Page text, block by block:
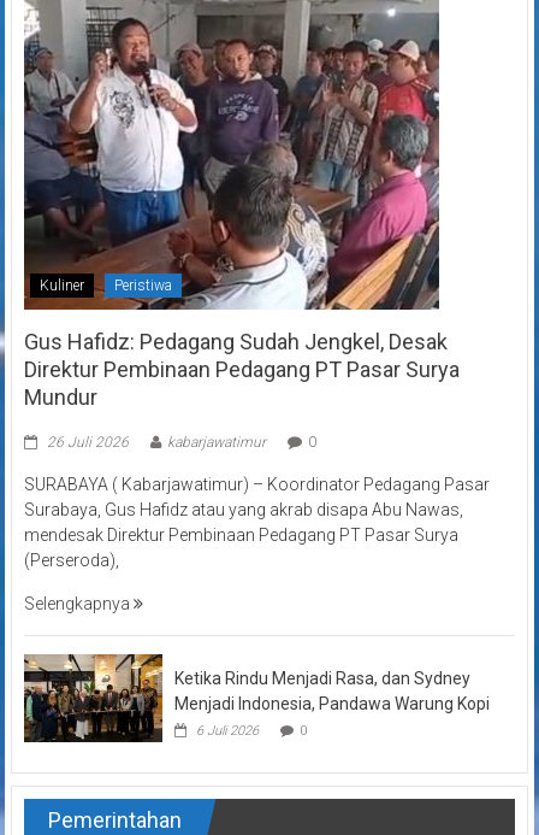
Kuliner Peristiwa
Gus Hafidz: Pedagang Sudah Jengkel, Desak
Direktur Pembinaan Pedagang PT Pasar Surya
Mundur
26 Juli 2026 kabarjawatimur 0
SURABAYA ( Kabarjawatimur) – Koordinator Pedagang Pasar
Surabaya, Gus Hafidz atau yang akrab disapa Abu Nawas,
mendesak Direktur Pembinaan Pedagang PT Pasar Surya
(Perseroda),
Selengkapnya
Ketika Rindu Menjadi Rasa, dan Sydney
Menjadi Indonesia, Pandawa Warung Kopi
6 Juli 2026 0
Pemerintahan